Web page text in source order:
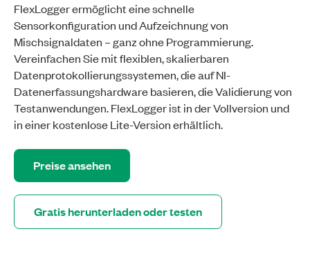
FlexLogger ermöglicht eine schnelle
Sensorkonfiguration und Aufzeichnung von
Mischsignaldaten – ganz ohne Programmierung.
Vereinfachen Sie mit flexiblen, skalierbaren
Datenprotokollierungssystemen, die auf NI-
Datenerfassungshardware basieren, die Validierung von
Testanwendungen. FlexLogger ist in der Vollversion und
in einer kostenlose Lite-Version erhältlich.
Preise ansehen
Gratis herunterladen oder testen